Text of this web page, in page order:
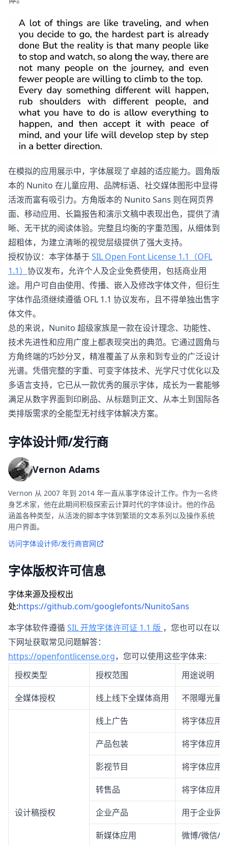
在模拟的应用展示中，字体展现了卓越的适应能力。圆角版
本的 Nunito 在儿童应用、品牌标语、社交媒体图形中显得
活泼而富有吸引力。方角版本的 Nunito Sans 则在网页界
面、移动应用、长篇报告和演示文稿中表现出色，提供了清
晰、无干扰的阅读体验。完整且均衡的字重范围，从细体到
超粗体，为建立清晰的视觉层级提供了强大支持。
授权协议：本字体基于SIL Open Font License 1.1（OFL
1.1） 协议发布，允许个人及企业免费使用，包括商业用
途。用户可自由使用、传播、嵌入及修改字体文件，但衍生
字体作品须继续遵循 OFL 1.1 协议发布，且不得单独出售字
体文件。
总的来说，Nunito 超级家族是一款在设计理念、功能性、
技术先进性和应用广度上都表现突出的典范。它通过圆角与
方角终端的巧妙分叉，精准覆盖了从亲和到专业的广泛设计
光谱。凭借完整的字重、可变字体技术、光学尺寸优化以及
多语言支持，它已从一款优秀的展示字体，成长为一套能够
满足从数字界面到印刷品、从标题到正文、从本土到国际各
类排版需求的全能型无衬线字体解决方案。
字体设计师/发行商
Vernon Adams
Vernon 从 2007 年到 2014 年一直从事字体设计工作。作为一名终
身艺术家，他在此期间积极探索云计算时代的字体设计。他的作品
涵盖各种类型，从活泼的脚本字体到繁琐的文本系列以及操作系统
用户界面。
访问字体设计师/发行商官网
字体版权许可信息
字体来源及授权出
处:https://github.com/googlefonts/NunitoSans
本字体软件遵循SIL 开放字体许可证 1.1 版 ，您也可以在以
下网址获取常见问题解答：
https://openfontlicense.org，您可以使用这些字体来:
授权类型
授权范围 用途说明
全媒体授权 线上线下全媒体商用 不限曝光量
设计稿授权
线上广告 将字体应用
产品包装 将字体应用
影视节目 将字体应用
转售品 将字体应用
企业产品 用于企业网
新媒体应用 微博/微信/